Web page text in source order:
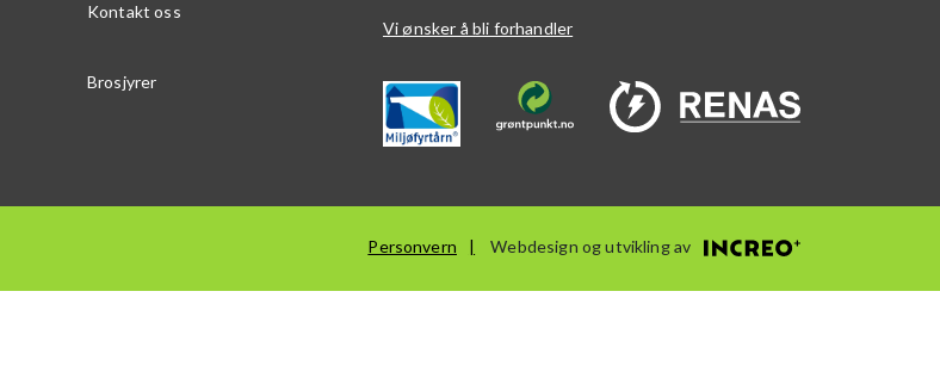
Kontakt oss
Brosjyrer
Vi ønsker å bli forhandler
Personvern Webdesign og utvikling av